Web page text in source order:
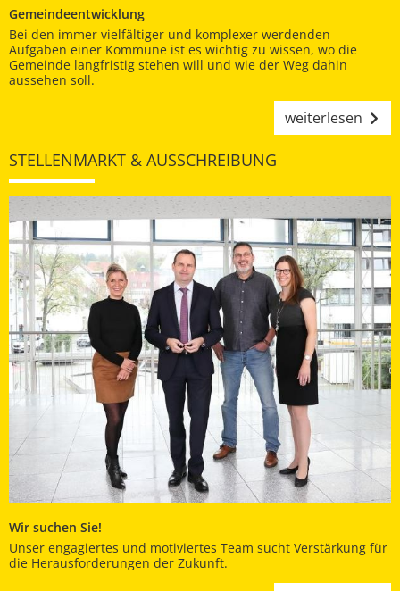
Gemeindeentwicklung
Bei den immer vielfältiger und komplexer werdenden
Aufgaben einer Kommune ist es wichtig zu wissen, wo die
Gemeinde langfristig stehen will und wie der Weg dahin
aussehen soll.
weiterlesen
STELLENMARKT & AUSSCHREIBUNG
Wir suchen Sie!
Unser engagiertes und motiviertes Team sucht Verstärkung für
die Herausforderungen der Zukunft.